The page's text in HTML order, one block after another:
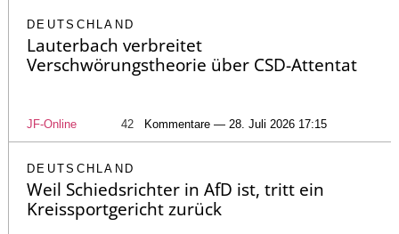
DEUTSCHLAND
Lauterbach verbreitet
Verschwörungstheorie über CSD-Attentat
JF-Online 42 Kommentare — 28. Juli 2026 17:15
DEUTSCHLAND
Weil Schiedsrichter in AfD ist, tritt ein
Kreissportgericht zurück